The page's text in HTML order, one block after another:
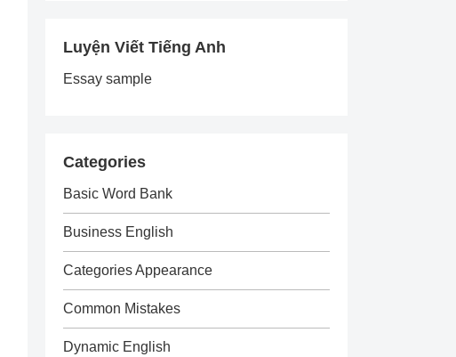
Luyện Viết Tiếng Anh
Essay sample
Categories
Basic Word Bank
Business English
Categories Appearance
Common Mistakes
Dynamic English